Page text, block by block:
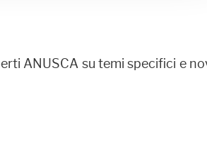
ANUSCA su temi specifici e